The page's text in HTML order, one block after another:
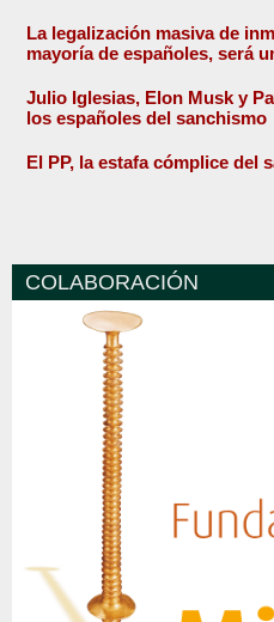
La legalización masiva de
mayoría de españoles, será
Julio Iglesias, Elon Musk y
los españoles del sanchismo
El PP, la estafa cómplice del
COLABORACIÓN